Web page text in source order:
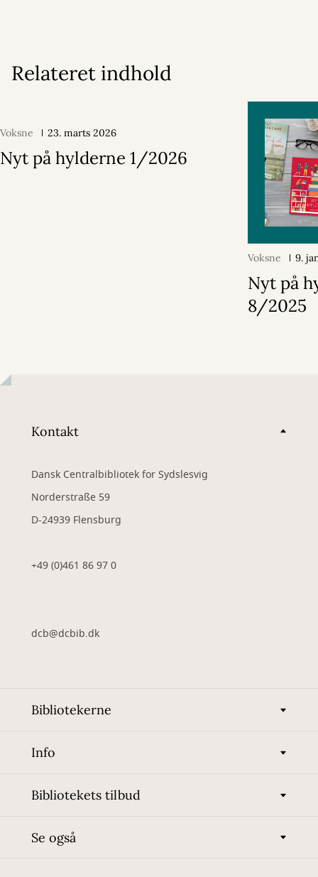
Relateret indhold
Voksne 23. marts 2026
Nyt på hylderne 1/2026
Voksne 9.
Nyt på
8/2025
Kontakt
Dansk Centralbibliotek for Sydslesvig
Norderstraße 59
D-24939 Flensburg
+49 (0)461 86 97 0
dcb@dcbib.dk
Bibliotekerne
Info
Bibliotekets tilbud
Se også